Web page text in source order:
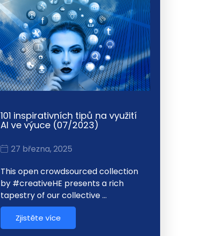
101 inspirativních tipů na využití
AI ve výuce (07/2023)
27 března, 2025
This open crowdsourced collection
by #creativeHE presents a rich
tapestry of our collective …
Zjistěte více